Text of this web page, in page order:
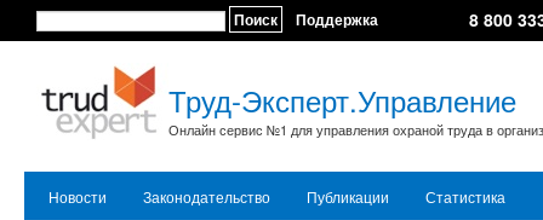
Поиск Поддержка 8 800
Труд-Эксперт.Управление
Онлайн сервис №1 для управления охраной труда в
Новости Законодательство Публикации Статистика